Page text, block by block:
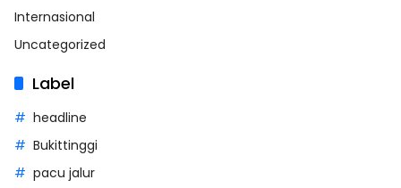
Internasional
Uncategorized
Label
headline
Bukittinggi
pacu jalur